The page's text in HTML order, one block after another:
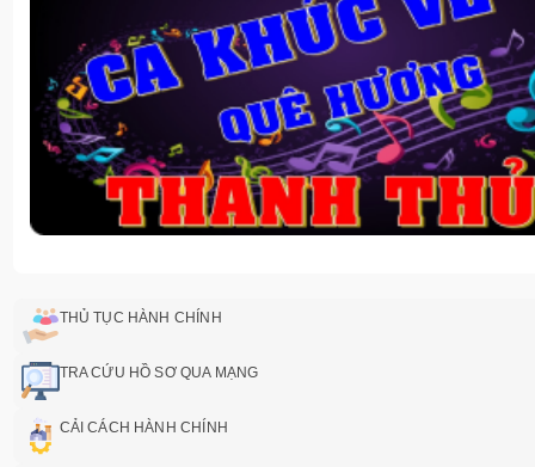
THỦ TỤC HÀNH CHÍNH
TRA CỨU HỒ SƠ QUA MẠNG
CẢI CÁCH HÀNH CHÍNH